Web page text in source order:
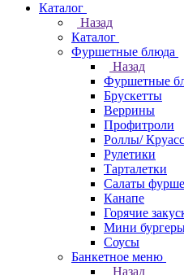
Каталог
Назад
Каталог
Фуршетные блюда
Назад
Фуршетные
Брускетты
Веррины
Профитроли
Роллы/
Рулетики
Тарталетки
Салаты
Канапе
Горячие
Мини
Соусы
Банкетное меню
Назад